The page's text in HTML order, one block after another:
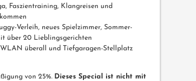
Faszientraining, Klangreisen und
Verleih, neues Spielzimmer, Sommer-
über 20 Lieblingsgerichten
überall und Tiefgaragen-Stellplatz
von 25%. Dieses Special ist nicht mit